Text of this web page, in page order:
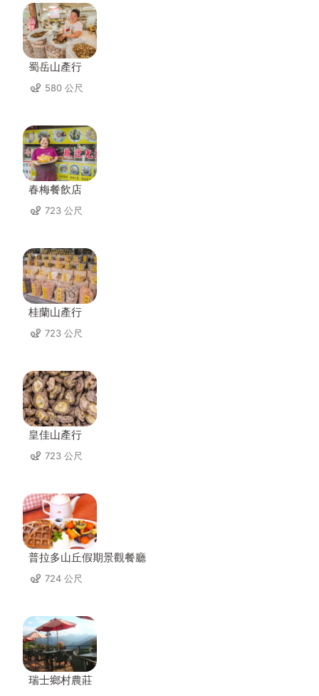
蜀岳山產行
580 公尺
春梅餐飲店
723 公尺
桂蘭山產行
723 公尺
皇佳山產行
723 公尺
普拉多山丘假期景觀餐廳
724 公尺
瑞士鄉村農莊